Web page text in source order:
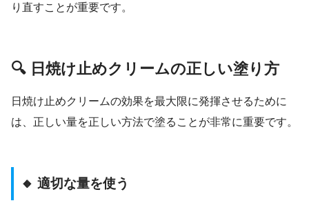
り直すことが重要です。
🔍 日焼け止めクリームの正しい塗り方
日焼け止めクリームの効果を最大限に発揮させるために
は、正しい量を正しい方法で塗ることが非常に重要です。
🔸 適切な量を使う